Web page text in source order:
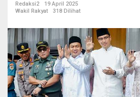
a
n
W
i
Redaksi2
19 April 2025
Wakil Rakyat
318 Dilihat